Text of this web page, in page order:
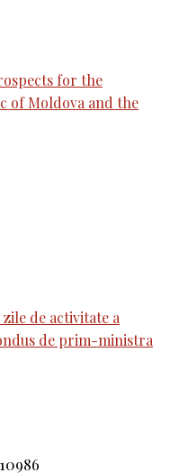
for the
of Moldova and the
de activitate a
de prim-ministra